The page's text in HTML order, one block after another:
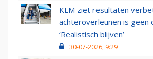
KLM ziet resultaten
achteroverleunen is geen
‘Realistisch blijven’
30-07-2026, 9:29